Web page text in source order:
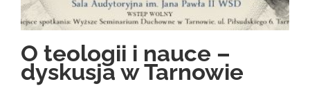
O teologii i nauce –
dyskusja w Tarnowie